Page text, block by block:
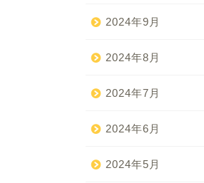
2024年9月
2024年8月
2024年7月
2024年6月
2024年5月